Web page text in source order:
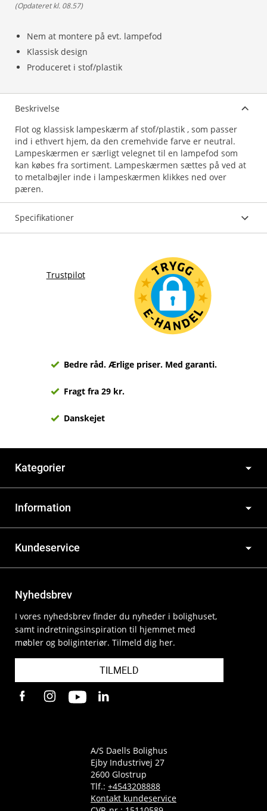
Nem at montere på evt. lampefod
Klassisk design
Produceret i stof/plastik
(Opdateret kl. 08.57)
Beskrivelse
Flot og klassisk lampeskærm af stof/plastik , som passer
ind i ethvert hjem, da den cremehvide farve er neutral.
Lampeskærmen er særligt velegnet til en lampefod som
kan købes fra sortiment. Lampeskærmen sættes på ved at
to metalbøjler inde i lampeskærmen klikkes ned over
pæren.
Specifikationer
Trustpilot
Bedre råd. Ærlige priser. Med garanti.
Fragt fra 29 kr.
Danskejet
Kategorier
Information
Kundeservice
Nyhedsbrev
I vores nyhedsbrev finder du nyheder i bolighuset,
samt indretningsinspiration til hjemmet med
møbler og boliginteriør. Tilmeld dig her.
TILMELD
A/S Daells Bolighus
Ejby Industrivej 27
2600 Glostrup
Tlf.: +4543208888
Kontakt kundeservice